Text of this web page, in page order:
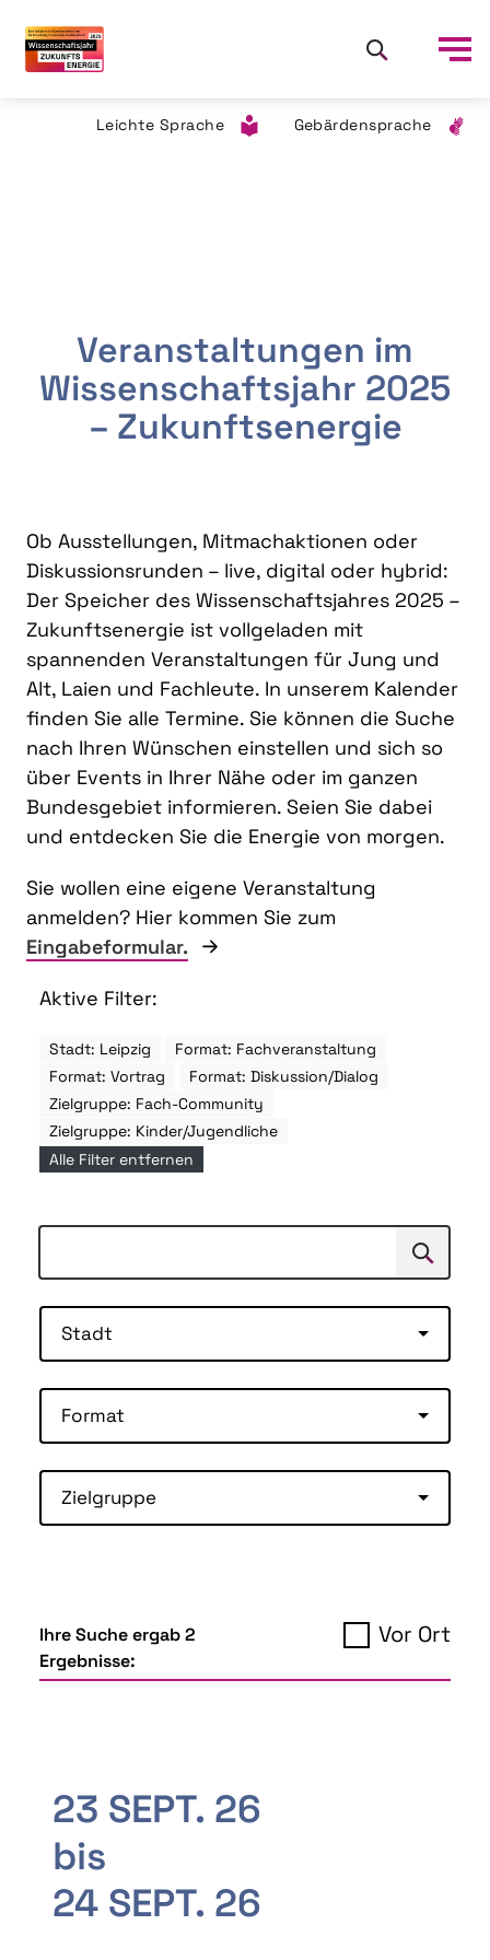
Leichte Sprache Gebärdensprache
Veranstaltungen im
Wissenschaftsjahr 2025
– Zukunftsenergie
Ob Ausstellungen, Mitmachaktionen oder
Diskussionsrunden – live, digital oder hybrid:
Der Speicher des Wissenschaftsjahres 2025 –
Zukunftsenergie ist vollgeladen mit
spannenden Veranstaltungen für Jung und
Alt, Laien und Fachleute. In unserem Kalender
finden Sie alle Termine. Sie können die Suche
nach Ihren Wünschen einstellen und sich so
über Events in Ihrer Nähe oder im ganzen
Bundesgebiet informieren. Seien Sie dabei
und entdecken Sie die Energie von morgen.
Sie wollen eine eigene Veranstaltung
anmelden? Hier kommen Sie zum
Eingabeformular.
Aktive Filter:
Stadt: Leipzig
Format: Fachveranstaltung
Format: Vortrag
Format: Diskussion/Dialog
Zielgruppe: Fach-Community
Zielgruppe: Kinder/Jugendliche
Alle Filter entfernen
Suchen
Stadt
Format
Zielgruppe
Ihre Suche ergab 2
Ergebnisse:
Vor Ort
23 SEPT. 26
bis
24 SEPT. 26